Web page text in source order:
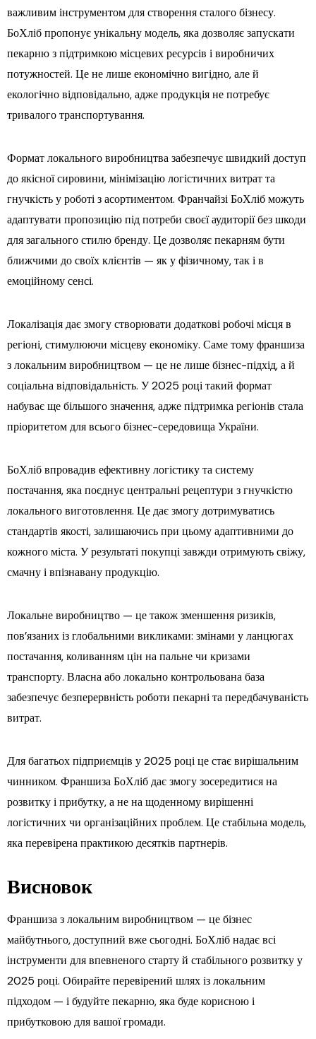
важливим інструментом для створення сталого бізнесу.
БоХліб пропонує унікальну модель, яка дозволяє запускати
пекарню з підтримкою місцевих ресурсів і виробничих
потужностей. Це не лише економічно вигідно, але й
екологічно відповідально, адже продукція не потребує
тривалого транспортування.
Формат локального виробництва забезпечує швидкий доступ
до якісної сировини, мінімізацію логістичних витрат та
гнучкість у роботі з асортиментом. Франчайзі БоХліб можуть
адаптувати пропозицію під потреби своєї аудиторії без шкоди
для загального стилю бренду. Це дозволяє пекарням бути
ближчими до своїх клієнтів — як у фізичному, так і в
емоційному сенсі.
Локалізація дає змогу створювати додаткові робочі місця в
регіоні, стимулюючи місцеву економіку. Саме тому франшиза
з локальним виробництвом — це не лише бізнес-підхід, а й
соціальна відповідальність. У 2025 році такий формат
набуває ще більшого значення, адже підтримка регіонів стала
пріоритетом для всього бізнес-середовища України.
БоХліб впровадив ефективну логістику та систему
постачання, яка поєднує центральні рецептури з гнучкістю
локального виготовлення. Це дає змогу дотримуватись
стандартів якості, залишаючись при цьому адаптивними до
кожного міста. У результаті покупці завжди отримують свіжу,
смачну і впізнавану продукцію.
Локальне виробництво — це також зменшення ризиків,
пов’язаних із глобальними викликами: змінами у ланцюгах
постачання, коливанням цін на пальне чи кризами
транспорту. Власна або локально контрольована база
забезпечує безперервність роботи пекарні та передбачуваність
витрат.
Для багатьох підприємців у 2025 році це стає вирішальним
чинником. Франшиза БоХліб дає змогу зосередитися на
розвитку і прибутку, а не на щоденному вирішенні
логістичних чи організаційних проблем. Це стабільна модель,
яка перевірена практикою десятків партнерів.
Висновок
Франшиза з локальним виробництвом — це бізнес
майбутнього, доступний вже сьогодні. БоХліб надає всі
інструменти для впевненого старту й стабільного розвитку у
2025 році. Обирайте перевірений шлях із локальним
підходом — і будуйте пекарню, яка буде корисною і
прибутковою для вашої громади.